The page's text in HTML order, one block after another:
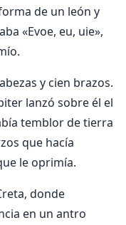
de un león y
«Evoe, eu, uie»,
y cien brazos.
lanzó sobre él el
temblor de tierra
que hacía
le oprimía.
donde
en un antro